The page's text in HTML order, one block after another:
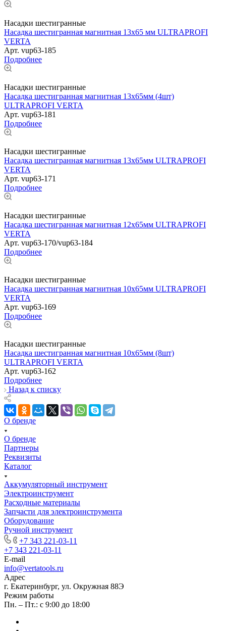
Насадки шестигранные
Насадка шестигранная магнитная 13х65 мм ULTRAPROFI
VERTA
Арт. vup63-185
Подробнее
Насадки шестигранные
Насадка шестигранная магнитная 13х65мм (4шт)
ULTRAPROFI VERTA
Арт. vup63-181
Подробнее
Насадки шестигранные
Насадка шестигранная магнитная 13х65мм ULTRAPROFI
VERTA
Арт. vup63-171
Подробнее
Насадки шестигранные
Насадка шестигранная магнитная 12х65мм ULTRAPROFI
VERTA
Арт. vup63-170/vup63-184
Подробнее
Насадки шестигранные
Насадка шестигранная магнитная 10х65мм ULTRAPROFI
VERTA
Арт. vup63-169
Подробнее
Насадки шестигранные
Насадка шестигранная магнитная 10х65мм (8шт)
ULTRAPROFI VERTA
Арт. vup63-162
Подробнее
Назад к списку
О бренде
О бренде
Партнеры
Реквизиты
Каталог
Аккумуляторный инструмент
Электроинструмент
Расходные материалы
Запчасти для электроинструмента
Оборудование
Ручной инструмент
+7 343 221-03-11
+7 343 221-03-11
E-mail
info@vertatools.ru
Адрес
г. Екатеринбург, ул. Окружная 88Э
Режим работы
Пн. – Пт.: с 9:00 до 18:00